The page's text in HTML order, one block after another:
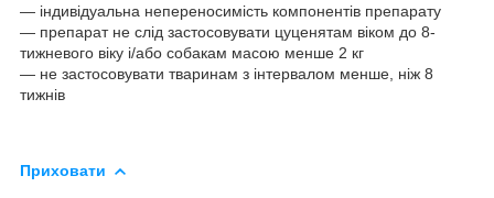
— індивідуальна непереносимість компонентів препарату
— препарат не слід застосовувати цуценятам віком до 8-
тижневого віку і/або собакам масою менше 2 кг
— не застосовувати тваринам з інтервалом менше, ніж 8
тижнів
Приховати